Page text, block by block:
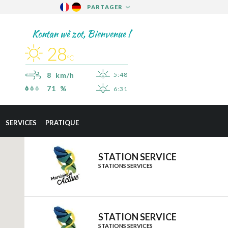
PARTAGER
TWITTER
Kontan wè zot, Bienvenue !
28ºC
8 km/h
71 %
5:48
6:31
SAINT-ESPRIT
JOSEPH
SERVICES PRATIQUE
STATION SERVICE
STATIONS SERVICES
STATION SERVICE
STATIONS SERVICES